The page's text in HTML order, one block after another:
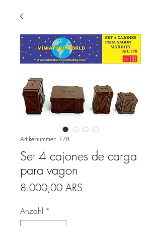
Artikelnummer: 178
Set 4 cajones de carga
para vagon
8.000,00 ARS
Anzahl *